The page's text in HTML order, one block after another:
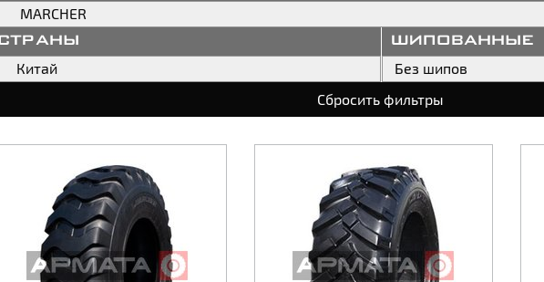
MARCHER
страны
Китай
шипованные
Без шипов
Сбросить фильтры